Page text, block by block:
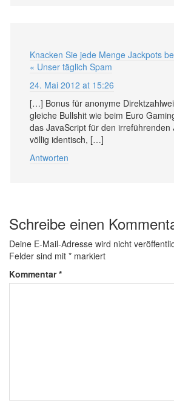
Knacken Sie jede Menge Jackpots
« Unser täglich Spam
24. Mai 2012 at 15:26
[…] Bonus für anonyme
gleiche Bullshit wie beim Euro
das JavaScript für den irreführenden
völlig identisch, […]
Antworten
Schreibe einen
Deine E-Mail-Adresse wird nicht
Felder sind mit * markiert
Kommentar*